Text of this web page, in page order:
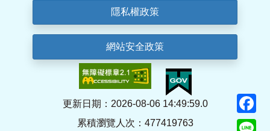
隱私權政策
網站安全政策
更新日期：2026-08-06 14:49:59.0
累積瀏覽人次：477419763